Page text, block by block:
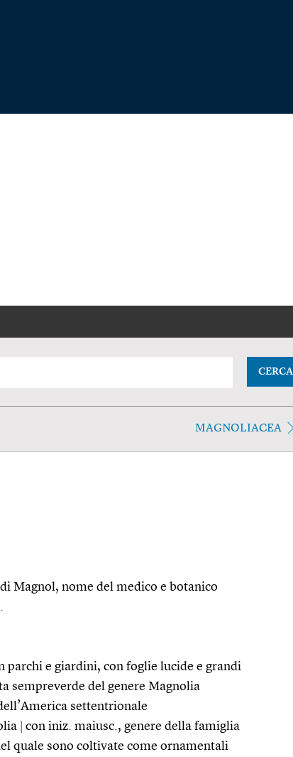
CERCA
MAGNOLIACEA
Magnol, nome del medico e botanico
parchi e giardini, con foglie lucide e grandi
sempreverde del genere Magnolia
settentrionale
con iniz. maiusc., genere della famiglia
quale sono coltivate come ornamentali